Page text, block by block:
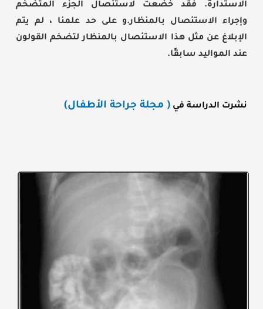
الاستدارة. فقد خضعت لاستئصال الجزء المتضخم
وإجراء الاستئصال بالمنظار.و على حد علمنا ، لم يتم
الإبلاغ عن مثل هذا الاستئصال بالمنظار لتضخم القولون
عند المواليد سابقًا.
نشرت الدراسة في( مجلة جراحة الأطفال)